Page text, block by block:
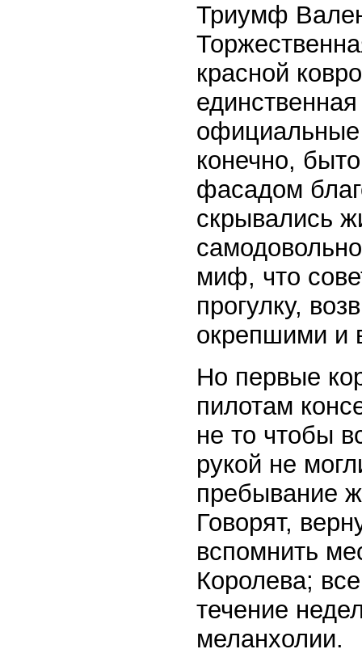
Триумф
красной
конечно,
фасадом
скрывались
миф, что
прогулку,
окрепшими и
Но первые
пилотам
не то чтобы
рукой не
пребывание
Говорят,
вспомнить
Королева;
течение
меланхолии.